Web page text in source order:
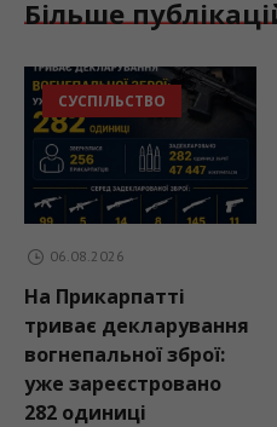
Більше
СУСПІЛЬСТВО
06.08.2026
На Прикарпатті
триває декларування
вогнепальної зброї:
уже зареєстровано
282 одиниці